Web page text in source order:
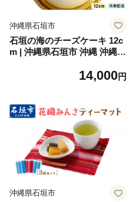
沖縄県石垣市
石垣の海のチーズケーキ 12c
m | 沖縄県石垣市 沖縄 沖縄県
石垣島 送料無料 チーズケー
14,000円
沖縄県石垣市